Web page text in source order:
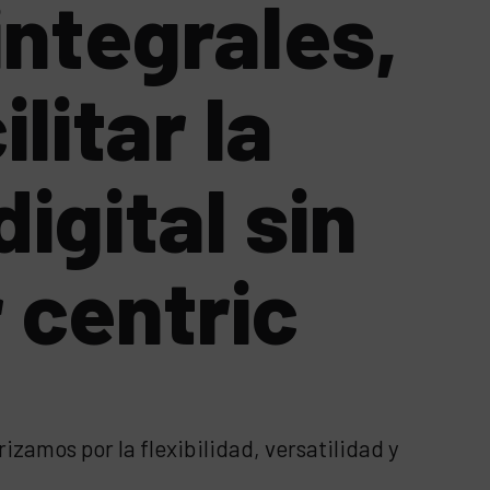
la
sin
centric
por la flexibilidad, versatilidad y